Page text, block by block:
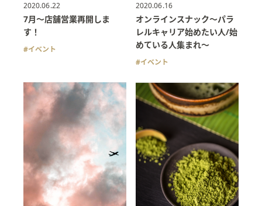
2020.06.22
7月〜店舗営業再開しま
す！
イベント
2020.06.16
オンラインスナック〜パラ
レルキャリア始めたい人/始
めている人集まれ〜
イベント